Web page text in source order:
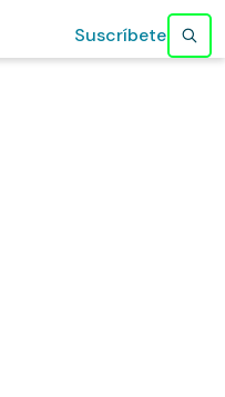
Suscríbete